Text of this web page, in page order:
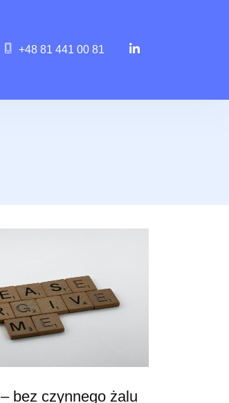
+48 81 441 00 81
bez czynnego żalu